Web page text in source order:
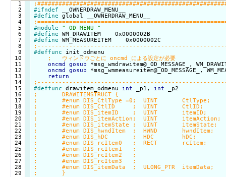
  1
  2
  3
  4
  5
  6
  7
  8
  9
10
11
12
13
14
15
16
17
18
19
20
21
22
23
24
25
26
27
28
29
#ifndef
#define
#module
"_OD_MENU_"
#define
#define
#deffunc init_odmenu
;	ウィンドウごとに oncmd による設定が必要
oncmd
gosub *msg_wmdrawitem@_OD_MESSAGE_,
oncmd
gosub *msg_wmmeasureitem@_OD_MESSAGE_,
return
#deffunc drawitem_odmenu int _p1, int